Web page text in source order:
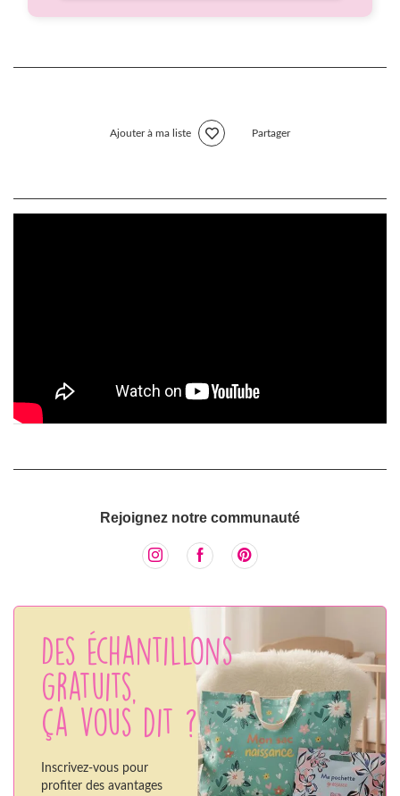
Ajouter à ma liste Partager
Rejoignez notre communauté
Des échantillons
gratuits,
ça vous dit ?
Inscrivez-vous pour
profiter des avantages